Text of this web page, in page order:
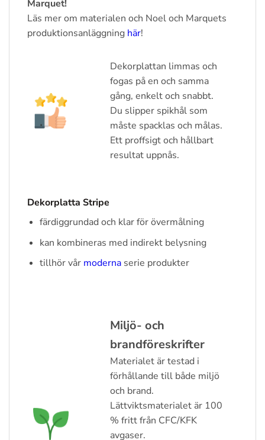
Marquet!
Läs mer om materialen och Noel och Marquets
produktionsanläggning här!
Dekorplattan limmas och
fogas på en och samma
gång, enkelt och snabbt.
Du slipper spikhål som
måste spacklas och målas.
Ett proffsigt och hållbart
resultat uppnås.
Dekorplatta Stripe
färdiggrundad och klar för övermålning
kan kombineras med indirekt belysning
tillhör vår modernaserie produkter
Miljö- och
brandföreskrifter
Materialet är testad i
förhållande till både miljö
och brand.
Lättviktsmaterialet är 100
% fritt från CFC/KFK
avgaser.